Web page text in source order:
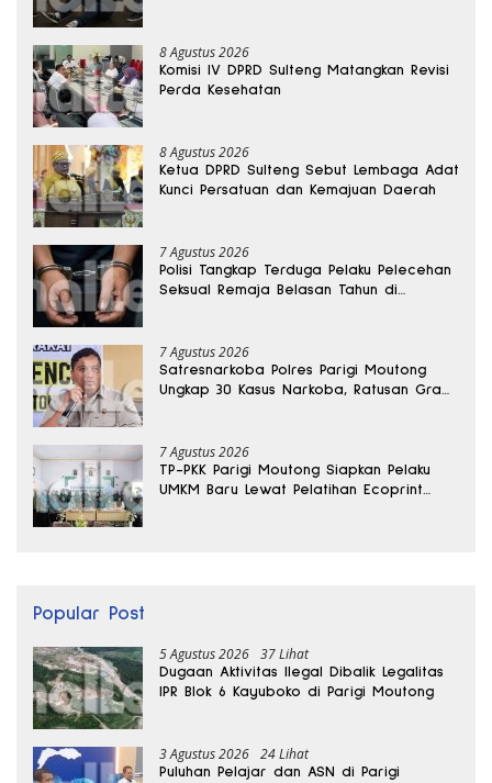
8 Agustus 2026
Komisi IV DPRD Sulteng Matangkan Revisi
Perda Kesehatan
8 Agustus 2026
Ketua DPRD Sulteng Sebut Lembaga Adat
Kunci Persatuan dan Kemajuan Daerah
7 Agustus 2026
Polisi Tangkap Terduga Pelaku Pelecehan
Seksual Remaja Belasan Tahun di
7 Agustus 2026
Satresnarkoba Polres Parigi Moutong
Ungkap 30 Kasus Narkoba, Ratusan Gram
7 Agustus 2026
TP-PKK Parigi Moutong Siapkan Pelaku
UMKM Baru Lewat Pelatihan Ecoprint
Popular Post
5 Agustus 2026 37 Lihat
Dugaan Aktivitas Ilegal Dibalik Legalitas
IPR Blok 6 Kayuboko di Parigi Moutong
3 Agustus 2026 24 Lihat
Puluhan Pelajar dan ASN di Parigi